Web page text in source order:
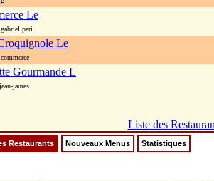
Le
peri
Le
Gourmande L
jaures
Liste des
Restaurants Nouveaux Menus Statistiques